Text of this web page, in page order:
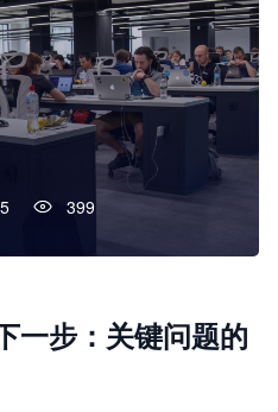
399
一步：关键问题的